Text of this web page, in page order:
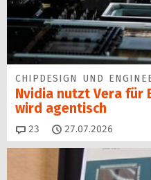
CHIPDESIGN UND
Nvidia nutzt Vera für
wird agentisch
23 Kommentare
27.07.2026